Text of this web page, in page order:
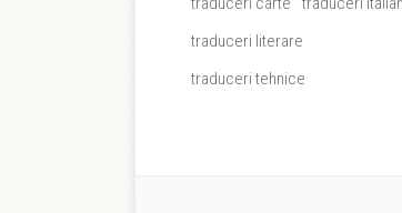
traduceri literare
traduceri tehnice